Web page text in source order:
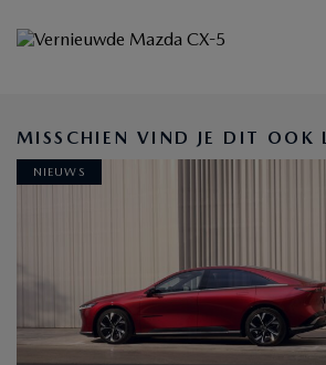
ONTDEK DE
MISSCHIEN VIND JE DIT OOK
NIEUWS